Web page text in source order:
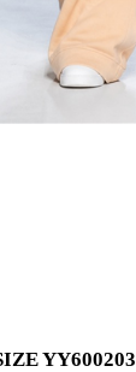
YY600203